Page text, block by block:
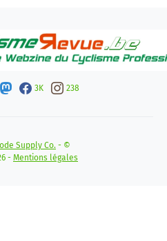
3K 238
Supply Co. - ©
- Mentions légales